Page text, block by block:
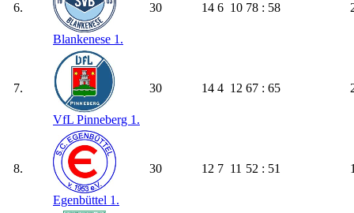
6.
Blankenese 1.
30 14 6 10 78 : 58
7.
VfL Pinneberg 1.
30 14 4 12 67 : 65
8.
Egenbüttel 1.
30 12 7 11 52 : 51